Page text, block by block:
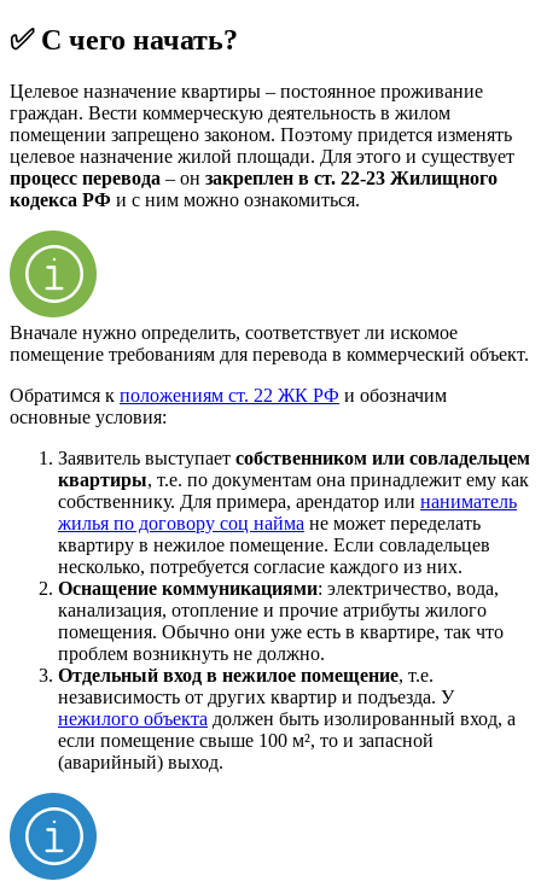
✅ С чего начать?
Целевое назначение квартиры – постоянное проживание
граждан. Вести коммерческую деятельность в жилом
помещении запрещено законом. Поэтому придется изменять
целевое назначение жилой площади. Для этого и существует
процесс перевода – он закреплен в ст. 22-23 Жилищного
кодекса РФ и с ним можно ознакомиться.
Вначале нужно определить, соответствует ли искомое
помещение требованиям для перевода в коммерческий объект.
Обратимся к положениям ст. 22 ЖК РФ и обозначим
основные условия:
Заявитель выступает собственником или совладельцем
квартиры, т.е. по документам она принадлежит ему как
собственнику. Для примера, арендатор или наниматель
жилья по договору соц найма не может переделать
квартиру в нежилое помещение. Если совладельцев
несколько, потребуется согласие каждого из них.
Оснащение коммуникациями: электричество, вода,
канализация, отопление и прочие атрибуты жилого
помещения. Обычно они уже есть в квартире, так что
проблем возникнуть не должно.
Отдельный вход в нежилое помещение, т.е.
независимость от других квартир и подъезда. У
нежилого объекта должен быть изолированный вход, а
если помещение свыше 100 м², то и запасной
(аварийный) выход.